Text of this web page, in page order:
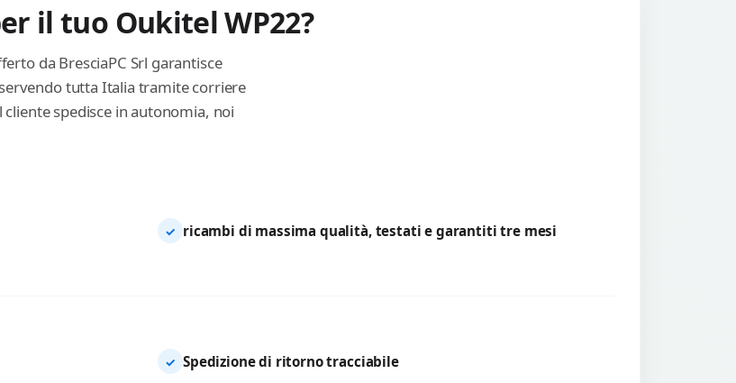
il tuo Oukitel WP22?
da BresciaPC Srl garantisce
tutta Italia tramite corriere
spedisce in autonomia, noi
✓ ricambi di massima qualità, testati e garantiti tre mesi
✓ Spedizione di ritorno tracciabile